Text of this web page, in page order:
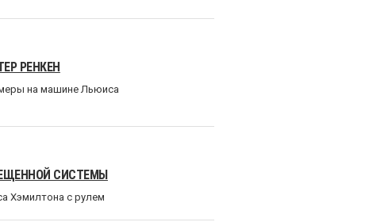
РЕНКЕН
на машине Льюиса
СИСТЕМЫ
Хэмилтона с рулем